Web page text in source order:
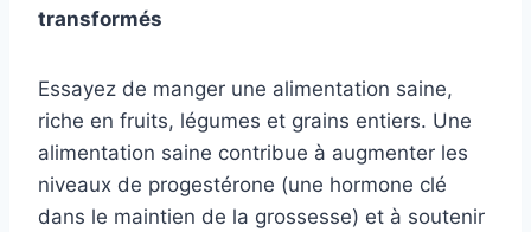
transformés
Essayez de manger une alimentation saine,
riche en fruits, légumes et grains entiers. Une
alimentation saine contribue à augmenter les
niveaux de progestérone (une hormone clé
dans le maintien de la grossesse) et à soutenir